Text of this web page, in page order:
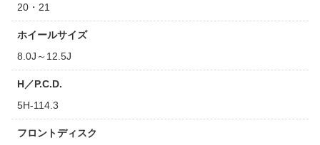
20・21
ホイールサイズ
8.0J～12.5J
H／P.C.D.
5H-114.3
フロントディスク